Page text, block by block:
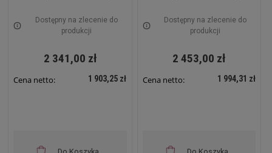
Dostępny na zlecenie do
produkcji
2 341,00 zł
Cena netto: 1 903,25 zł
Dostępny na zlecenie do
produkcji
2 453,00 zł
Cena netto: 1 994,31 zł